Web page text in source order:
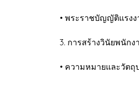
• พระราชบัญญัติแรง
3. การสร้างวินัยพนักง
• ความหมายและวัตถุ